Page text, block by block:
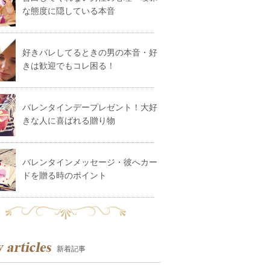
な態度に隠している本音
好きバレしてるときの男の本音・好
きは歓迎でもコレ困る！
バレンタインデープレゼント！大好
きな人に喜ばれる贈り物
バレンタインメッセージ・彼へカー
ドを贈る時のポイント
新着記事